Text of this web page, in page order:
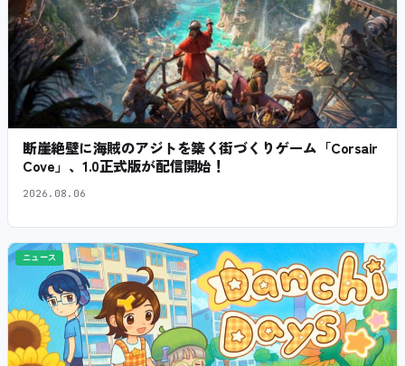
断崖絶壁に海賊のアジトを築く街づくりゲーム「Corsair
Cove」、1.0正式版が配信開始！
2026.08.06
ニュース